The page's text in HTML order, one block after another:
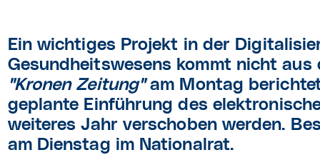
Ein wichtiges Projekt in der
Gesundheitswesens kommt nicht aus
"Kronen Zeitung"am Montag
geplante Einführung des
weiteres Jahr verschoben werden.
am Dienstag im Nationalrat.